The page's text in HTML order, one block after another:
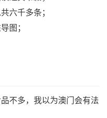
六千多条；
图；
不多，我以为澳门会有法